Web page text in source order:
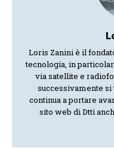
Loris Zanini è il
tecnologia, in
via satellite e
successivamente
continua a portare
sito web di Dtti